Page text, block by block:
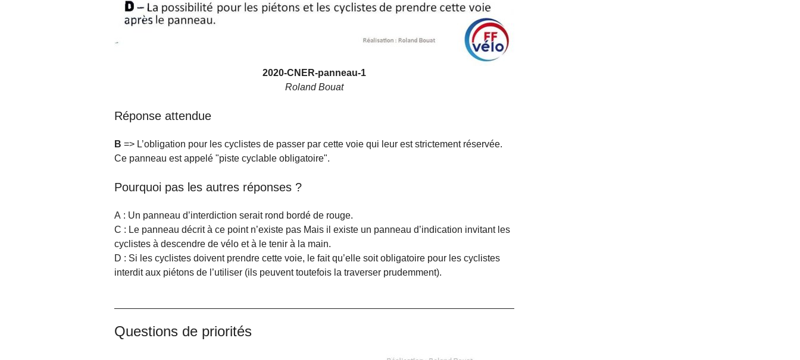
2020-CNER-panneau-1
Roland Bouat
Réponse attendue
B => L’obligation pour les cyclistes de passer par cette voie qui leur est strictement réservée.
Ce panneau est appelé "piste cyclable obligatoire".
Pourquoi pas les autres réponses ?
A : Un panneau d’interdiction serait rond bordé de rouge.
C : Le panneau décrit à ce point n’existe pas Mais il existe un panneau d’indication invitant les
cyclistes à descendre de vélo et à le tenir à la main.
D : Si les cyclistes doivent prendre cette voie, le fait qu’elle soit obligatoire pour les cyclistes
interdit aux piétons de l’utiliser (ils peuvent toutefois la traverser prudemment).
Questions de priorités